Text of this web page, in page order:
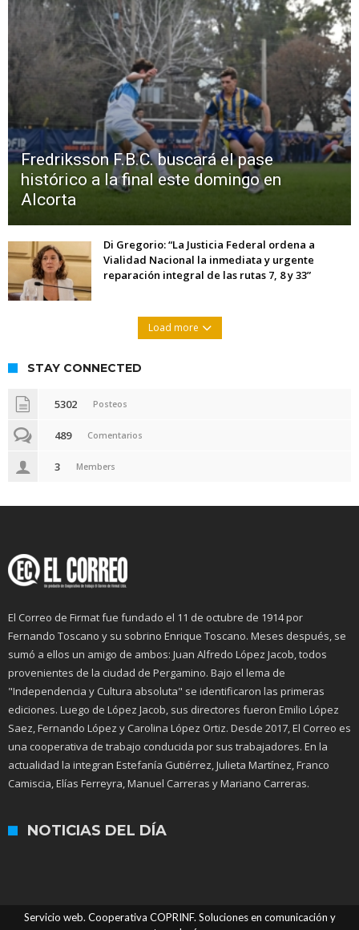
Fredriksson F.B.C. buscará el pase
histórico a la final este domingo en
Alcorta
Di Gregorio: “La Justicia Federal ordena a
Vialidad Nacional la inmediata y urgente
reparación integral de las rutas 7, 8 y 33”
Load more
STAY CONNECTED
5302 Posteos
489 Comentarios
3 Members
El Correo de Firmat fue fundado el 11 de octubre de 1914 por
Fernando Toscano y su sobrino Enrique Toscano. Meses después, se
sumó a ellos un amigo de ambos: Juan Alfredo López Jacob, todos
provenientes de la ciudad de Pergamino. Bajo el lema de
"Independencia y Cultura absoluta" se identificaron las primeras
ediciones. Luego de López Jacob, sus directores fueron Emilio López
Saez, Fernando López y Carolina López Ortiz. Desde 2017, El Correo es
una cooperativa de trabajo conducida por sus trabajadores. En la
actualidad la integran Estefanía Gutiérrez, Julieta Martínez, Franco
Camiscia, Elías Ferreyra, Manuel Carreras y Mariano Carreras.
NOTICIAS DEL DÍA
Servicio web. Cooperativa COPRINF. Soluciones en comunicación y